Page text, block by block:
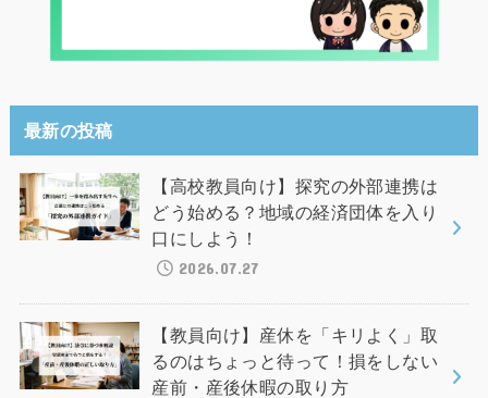
最新の投稿
【高校教員向け】探究の外部連携は
どう始める？地域の経済団体を入り
口にしよう！
2026.07.27
【教員向け】産休を「キリよく」取
るのはちょっと待って！損をしない
産前・産後休暇の取り方